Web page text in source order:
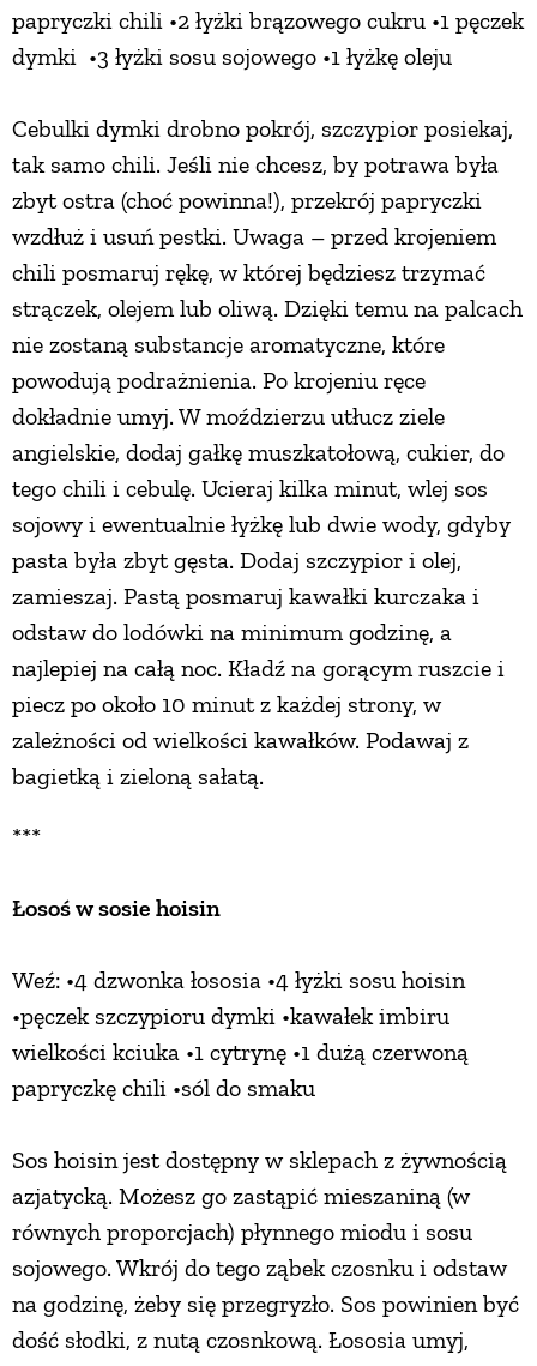
papryczki chili •2 łyżki brązowego cukru •1 pęczek
dymki •3 łyżki sosu sojowego •1 łyżkę oleju
Cebulki dymki drobno pokrój, szczypior posiekaj,
tak samo chili. Jeśli nie chcesz, by potrawa była
zbyt ostra (choć powinna!), przekrój papryczki
wzdłuż i usuń pestki. Uwaga – przed krojeniem
chili posmaruj rękę, w której będziesz trzymać
strączek, olejem lub oliwą. Dzięki temu na palcach
nie zostaną substancje aromatyczne, które
powodują podrażnienia. Po krojeniu ręce
dokładnie umyj. W moździerzu utłucz ziele
angielskie, dodaj gałkę muszkatołową, cukier, do
tego chili i cebulę. Ucieraj kilka minut, wlej sos
sojowy i ewentualnie łyżkę lub dwie wody, gdyby
pasta była zbyt gęsta. Dodaj szczypior i olej,
zamieszaj. Pastą posmaruj kawałki kurczaka i
odstaw do lodówki na minimum godzinę, a
najlepiej na całą noc. Kładź na gorącym ruszcie i
piecz po około 10 minut z każdej strony, w
zależności od wielkości kawałków. Podawaj z
bagietką i zieloną sałatą.
***
Łosoś w sosie hoisin
Weź: •4 dzwonka łososia •4 łyżki sosu hoisin
•pęczek szczypioru dymki •kawałek imbiru
wielkości kciuka •1 cytrynę •1 dużą czerwoną
papryczkę chili •sól do smaku
Sos hoisin jest dostępny w sklepach z żywnością
azjatycką. Możesz go zastąpić mieszaniną (w
równych proporcjach) płynnego miodu i sosu
sojowego. Wkrój do tego ząbek czosnku i odstaw
na godzinę, żeby się przegryzło. Sos powinien być
dość słodki, z nutą czosnkową. Łososia umyj,